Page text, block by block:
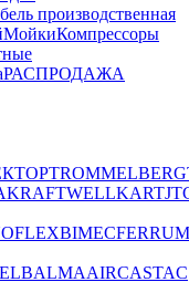
производственная
МойкиКомпрессоры
РАСПРОДАЖА
TROMMELBERG
KRAFTWELLKART
FLEXBIMECFERRUM
BALMAAIRCASTAC